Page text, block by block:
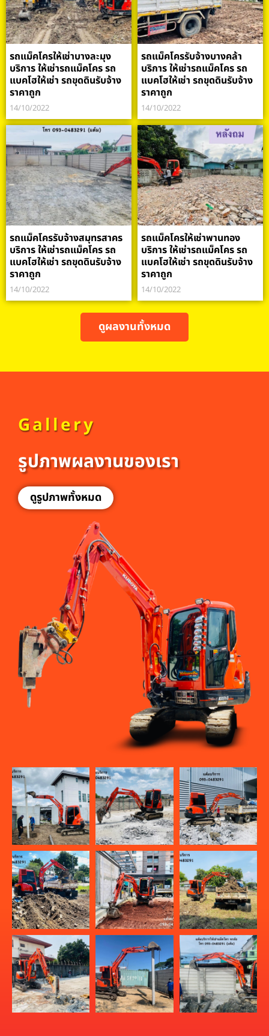
รถแม็คโครให้เช่าบางละมุง
บริการ ให้เช่ารถแม็คโคร รถ
แบคโฮให้เช่า รถขุดดินรับจ้าง
ราคาถูก
14/10/2022
รถแม็คโครรับจ้างบางคล้า
บริการ ให้เช่ารถแม็คโคร รถ
แบคโฮให้เช่า รถขุดดินรับจ้าง
ราคาถูก
14/10/2022
รถแม็คโครรับจ้างสมุทรสาคร
บริการ ให้เช่ารถแม็คโคร รถ
แบคโฮให้เช่า รถขุดดินรับจ้าง
ราคาถูก
14/10/2022
รถแม็คโครให้เช่าพานทอง
บริการ ให้เช่ารถแม็คโคร รถ
แบคโฮให้เช่า รถขุดดินรับจ้าง
ราคาถูก
14/10/2022
ดูผลงานทั้งหมด
Gallery
รูปภาพผลงานของเรา
ดูรูปภาพทั้งหมด